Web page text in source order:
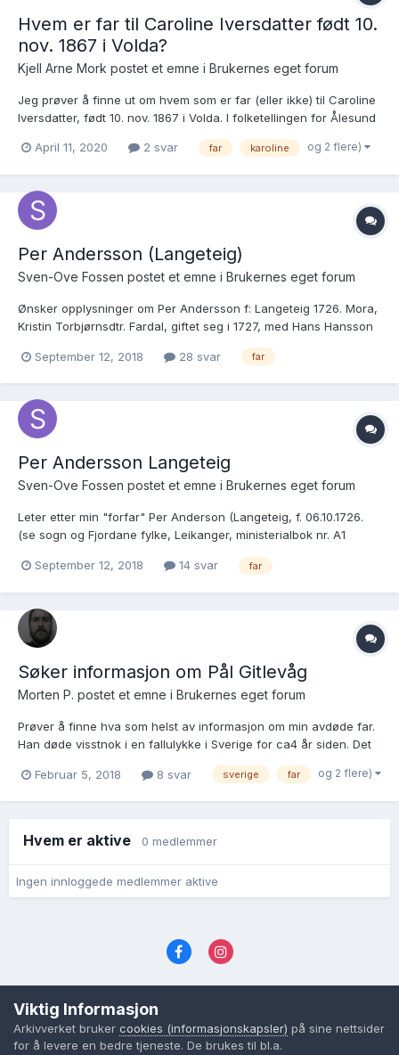
Hvem er far til Caroline Iversdatter født 10.
nov. 1867 i Volda?
Kjell Arne Mork postet et emne i Brukernes eget forum
Jeg prøver å finne ut om hvem som er far (eller ikke) til Caroline
Iversdatter, født 10. nov. 1867 i Volda. I folketellingen for Ålesund
Steddatter til Knud Olay (skal være Olai?) Olsen, bagersvend født
April 11, 2020 2 svar far karoline og 2 flere)
Per Andersson (Langeteig)
Sven-Ove Fossen postet et emne i Brukernes eget forum
Ønsker opplysninger om Per Andersson f: Langeteig 1726. Mora,
Kristin Torbjørnsdtr. Fardal, giftet seg i 1727, med Hans Hansson
Ministerialbok nr.A1, Kronologisk liste 1727, side 326, nederst)
September 12, 2018 28 svar far
Per Andersson Langeteig
Sven-Ove Fossen postet et emne i Brukernes eget forum
Leter etter min "forfar" Per Anderson (Langeteig, f. 06.10.1726.
(se sogn og Fjordane fylke, Leikanger, ministerialbok nr. A1
side, gifter mora seg med Hans Hanson Nios i 1727, og etablerer
September 12, 2018 14 svar far
Søker informasjon om Pål Gitlevåg
Morten P. postet et emne i Brukernes eget forum
Prøver å finne hva som helst av informasjon om min avdøde far.
Han døde visstnok i en fallulykke i Sverige for ca4 år siden. Det
meg om dødsfallet, så jeg vet egentlig ikke om det er sant, om
Februar 5, 2018 8 svar sverige far og 2 flere)
Hvem er aktive 0 medlemmer
Ingen innloggede medlemmer aktive
Cookies (informasjonskapsler)
Powered by Invision Community
Viktig Informasjon
Arkivverket bruker cookies (informasjonskapsler) på sine nettsider
for å levere en bedre tjeneste. De brukes til bl.a.